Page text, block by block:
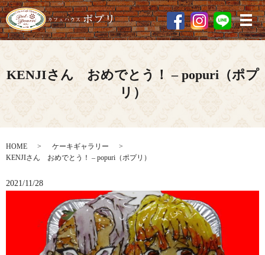
メ
KENJIさん おめでとう！ – popuri（ポプ
リ）
HOME
ケーキギャラリー
KENJIさん おめでとう！ – popuri（ポプリ）
2021/11/28